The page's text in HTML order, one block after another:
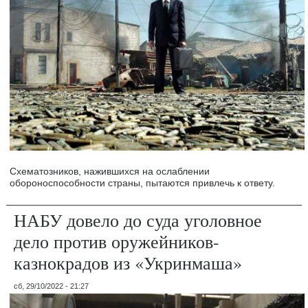
Схематозников, нажившихся на ослаблении
обороноспособности страны, пытаются привлечь к ответу.
НАБУ довело до суда уголовное
дело против оружейников-
казнокрадов из «Укринмаша»
сб, 29/10/2022 - 21:27